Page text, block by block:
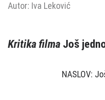
Autor: Iva Leković
Kritika filma Još
NASLOV: